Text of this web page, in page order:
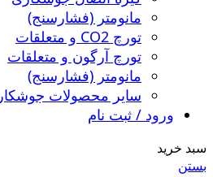
مانومتر (فشارسنج)
تورچ CO2 و متعلقات
تورچ آرگون و متعلقات
مانومتر (فشارسنج)
سایر محصولات
ورود / ثبت نام
سبد خرید
بستن